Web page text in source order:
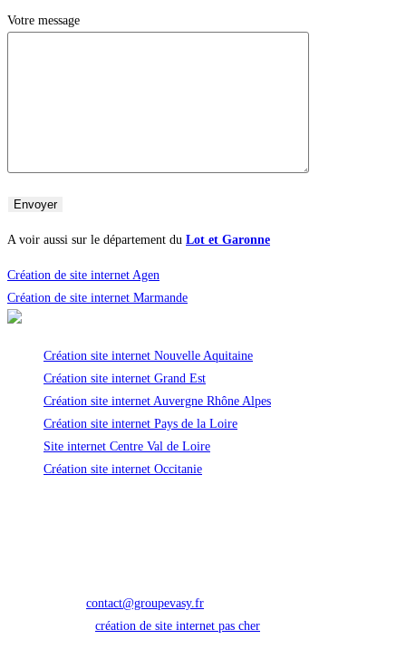
Votre message
A voir aussi sur le département du Lot et Garonne
Création de site internet Agen
Création de site internet Marmande
Création site internet Nouvelle Aquitaine
Création site internet Grand Est
Création site internet Auvergne Rhône Alpes
Création site internet Pays de la Loire
Site internet Centre Val de Loire
Création site internet Occitanie
contact@groupevasy.fr
création de site internet pas cher